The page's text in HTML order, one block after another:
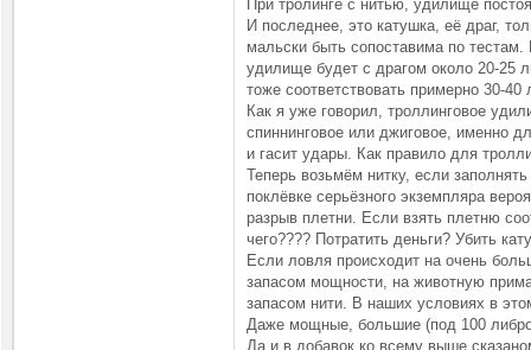
При тролинге с нитью, удилище
И последнее, это катушка, её драг,
мальски быть сопоставима по
удилище будет с драгом около 20-25
тоже соответствовать примерно 30-
Как я уже говорил, троллинговое
спиннинговое или джиговое, именно
и гасит удары. Как правило для
Теперь возьмём нитку, если
поклёвке серьёзного экземпляра
разрыв плетни. Если взять плетню
чего???? Потратить деньги? Убить
Если ловля происходит на очень
запасом мощности, на животную
запасом нити. В наших условиях в
Даже мощные, большие (под 100
Да и в добавок ко всему выше